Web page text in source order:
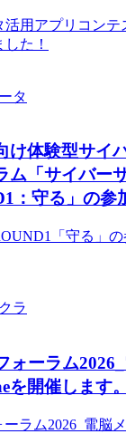
活用アプリコンテ
た！
タ
け体験型サイ
ム「サイバー
：守る」の参
「守る」
ラ
ォーラム
を開催します。
ラム2026_電脳